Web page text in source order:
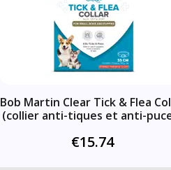
Bob Martin Clear Tick & Flea
(collier anti-tiques et anti-
€15.74